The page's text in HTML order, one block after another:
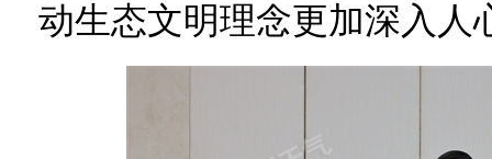
动生态文明理念更加深入人